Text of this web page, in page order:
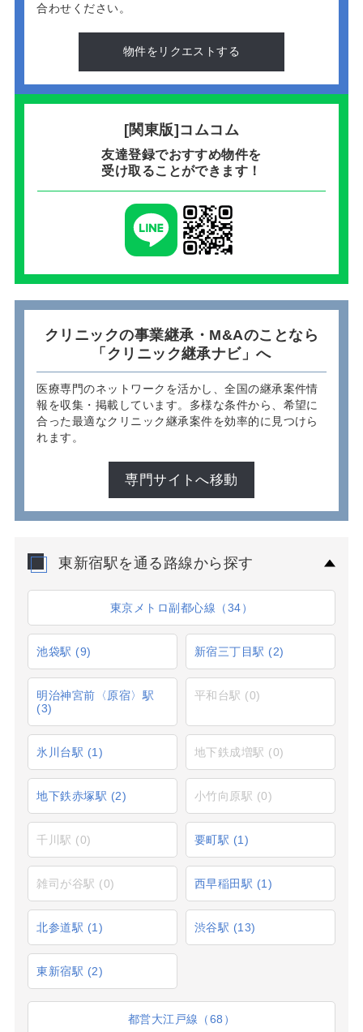
合わせください。
物件をリクエストする
[関東版]コムコム
友達登録でおすすめ物件を
受け取ることができます！
クリニックの事業継承・M&Aのことなら
「クリニック継承ナビ」へ
医療専門のネットワークを活かし、全国の継承案件情
報を収集・掲載しています。多様な条件から、希望に
合った最適なクリニック継承案件を効率的に見つけら
れます。
専門サイトへ移動
東新宿駅を通る路線から探す
東京メトロ副都心線（34）
池袋駅 (9) 新宿三丁目駅 (2)
明治神宮前〈原宿〉駅
(3)
平和台駅 (0)
氷川台駅 (1) 地下鉄成増駅 (0)
地下鉄赤塚駅 (2) 小竹向原駅 (0)
千川駅 (0) 要町駅 (1)
雑司が谷駅 (0) 西早稲田駅 (1)
北参道駅 (1) 渋谷駅 (13)
東新宿駅 (2)
都営大江戸線（68）